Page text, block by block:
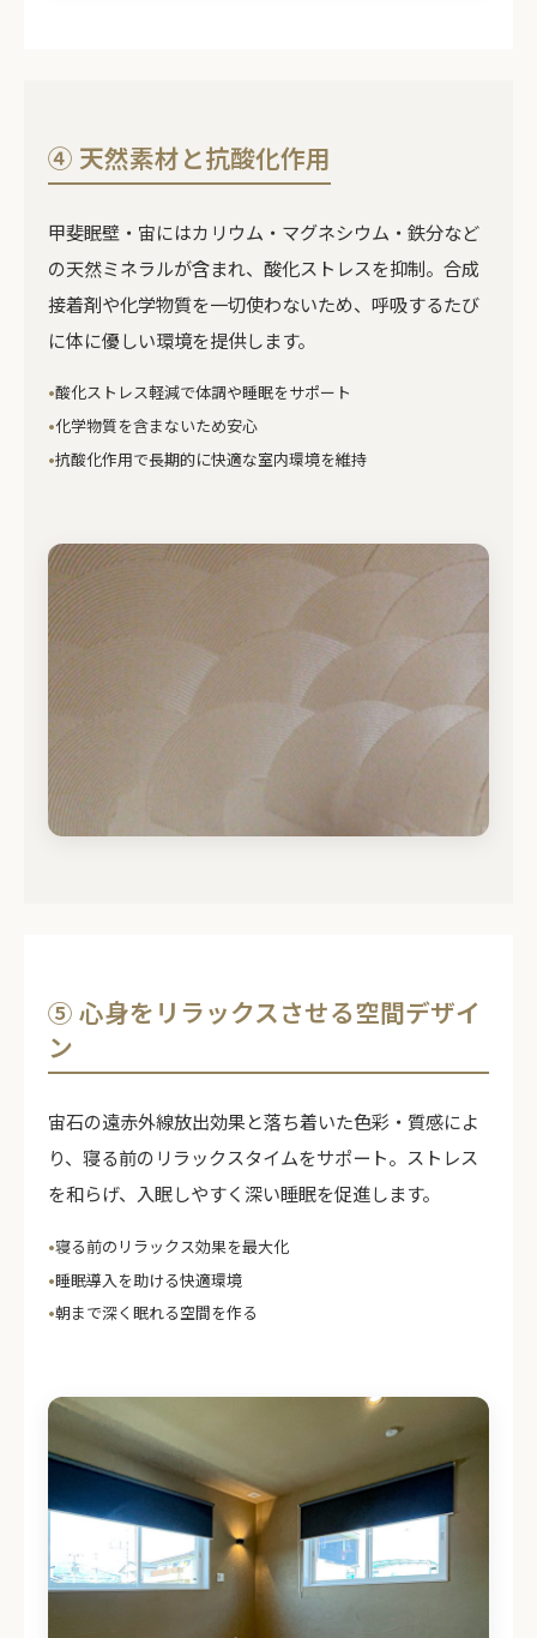
④ 天然素材と抗酸化作用
甲斐眠壁・宙にはカリウム・マグネシウム・鉄分など
の天然ミネラルが含まれ、酸化ストレスを抑制。合成
接着剤や化学物質を一切使わないため、呼吸するたび
に体に優しい環境を提供します。
酸化ストレス軽減で体調や睡眠をサポート
化学物質を含まないため安心
抗酸化作用で長期的に快適な室内環境を維持
⑤ 心身をリラックスさせる空間デザイ
ン
宙石の遠赤外線放出効果と落ち着いた色彩・質感によ
り、寝る前のリラックスタイムをサポート。ストレス
を和らげ、入眠しやすく深い睡眠を促進します。
寝る前のリラックス効果を最大化
睡眠導入を助ける快適環境
朝まで深く眠れる空間を作る